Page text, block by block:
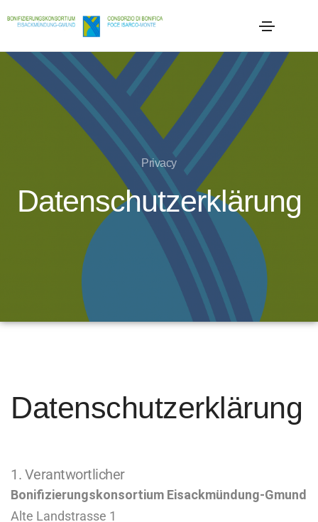
Privacy
Datenschutzerklärung
Datenschutzerklärung
1. Verantwortlicher
Bonifizierungskonsortium Eisackmündung-Gmund
Alte Landstrasse 1